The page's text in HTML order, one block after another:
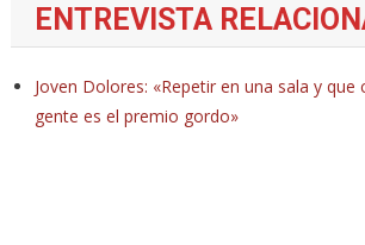
ENTREVISTA
Joven Dolores: «Repetir en una sala y que
gente es el premio gordo»